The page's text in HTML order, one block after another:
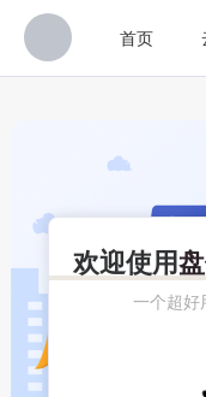
首页
欢迎使用
一个超好